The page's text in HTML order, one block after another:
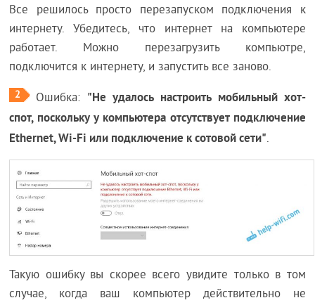
Все решилось просто перезапуском подключения к
интернету. Убедитесь, что интернет на компьютере
работает. Можно перезагрузить компьютре,
подключится к интернету, и запустить все заново.
2 Ошибка: "Не удалось настроить мобильный хот-
спот, поскольку у компьютера отсутствует подключение
Ethernet, Wi-Fi или подключение к сотовой сети".
Такую ошибку вы скорее всего увидите только в том
случае, когда ваш компьютер действительно не